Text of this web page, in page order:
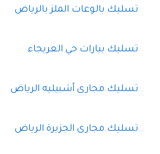
تسليك بالوعات الملز بالرياض
تسليك بيارات حي العريجاء
تسليك مجارى أشبيليه الرياض
تسليك مجارى الجزيرة الرياض